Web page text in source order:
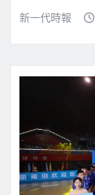
新一代時報